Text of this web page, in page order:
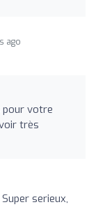
ago
pour votre
très
serieux,